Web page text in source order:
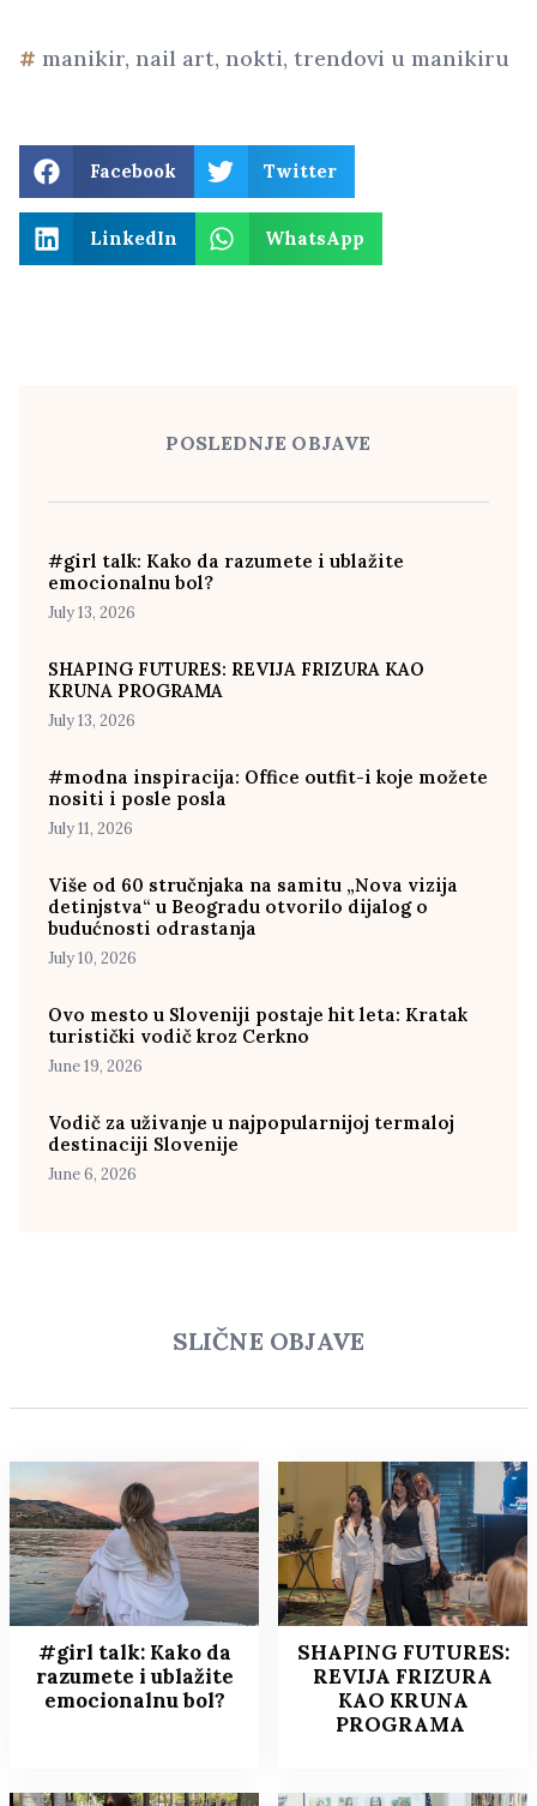
manikir, nail art, nokti, trendovi u manikiru
Facebook Twitter
LinkedIn WhatsApp
POSLEDNJE OBJAVE
#girl talk: Kako da razumete i ublažite
emocionalnu bol?
July 13, 2026
SHAPING FUTURES: REVIJA FRIZURA KAO
KRUNA PROGRAMA
July 13, 2026
#modna inspiracija: Office outfit-i koje možete
nositi i posle posla
July 11, 2026
Više od 60 stručnjaka na samitu „Nova vizija
detinjstva“ u Beogradu otvorilo dijalog o
budućnosti odrastanja
July 10, 2026
Ovo mesto u Sloveniji postaje hit leta: Kratak
turistički vodič kroz Cerkno
June 19, 2026
Vodič za uživanje u najpopularnijoj termaloj
destinaciji Slovenije
June 6, 2026
SLIČNE OBJAVE
#girl talk: Kako da
razumete i ublažite
emocionalnu bol?
SHAPING FUTURES:
REVIJA FRIZURA
KAO KRUNA
PROGRAMA